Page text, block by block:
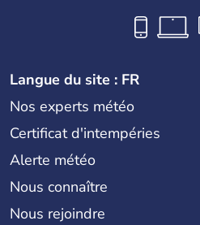
Langue du site : FR
Nos experts météo
Certificat d'intempéries
Alerte météo
Nous connaître
Nous rejoindre